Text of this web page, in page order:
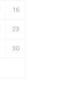
16
23
30